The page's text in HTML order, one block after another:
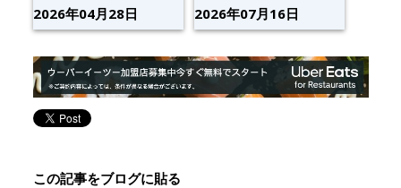
2026年04月28日 2026年07月16日
この記事をブログに貼る